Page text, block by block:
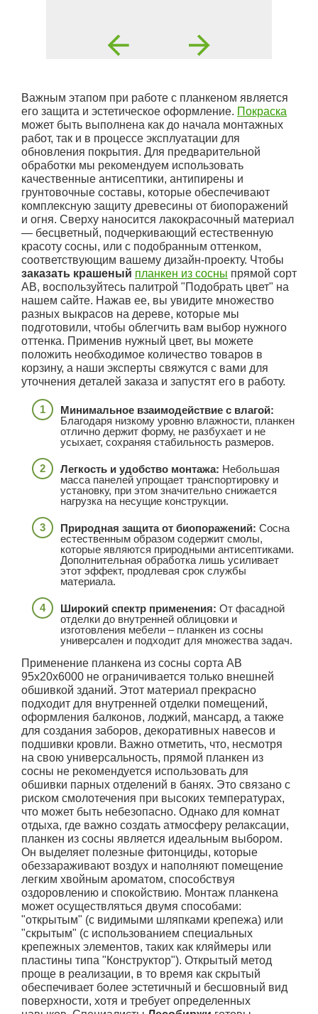
Важным этапом при работе с планкеном является
его защита и эстетическое оформление. Покраска
может быть выполнена как до начала монтажных
работ, так и в процессе эксплуатации для
обновления покрытия. Для предварительной
обработки мы рекомендуем использовать
качественные антисептики, антипирены и
грунтовочные составы, которые обеспечивают
комплексную защиту древесины от биопоражений
и огня. Сверху наносится лакокрасочный материал
— бесцветный, подчеркивающий естественную
красоту сосны, или с подобранным оттенком,
соответствующим вашему дизайн-проекту. Чтобы
заказать крашеный планкен из сосны прямой сорт
AB, воспользуйтесь палитрой "Подобрать цвет" на
нашем сайте. Нажав ее, вы увидите множество
разных выкрасов на дереве, которые мы
подготовили, чтобы облегчить вам выбор нужного
оттенка. Применив нужный цвет, вы можете
положить необходимое количество товаров в
корзину, а наши эксперты свяжутся с вами для
уточнения деталей заказа и запустят его в работу.
Минимальное взаимодействие с влагой:
Благодаря низкому уровню влажности, планкен
отлично держит форму, не разбухает и не
усыхает, сохраняя стабильность размеров.
Легкость и удобство монтажа: Небольшая
масса панелей упрощает транспортировку и
установку, при этом значительно снижается
нагрузка на несущие конструкции.
Природная защита от биопоражений: Сосна
естественным образом содержит смолы,
которые являются природными антисептиками.
Дополнительная обработка лишь усиливает
этот эффект, продлевая срок службы
материала.
Широкий спектр применения: От фасадной
отделки до внутренней облицовки и
изготовления мебели – планкен из сосны
универсален и подходит для множества задач.
Применение планкена из сосны сорта AB
95х20х6000 не ограничивается только внешней
обшивкой зданий. Этот материал прекрасно
подходит для внутренней отделки помещений,
оформления балконов, лоджий, мансард, а также
для создания заборов, декоративных навесов и
подшивки кровли. Важно отметить, что, несмотря
на свою универсальность, прямой планкен из
сосны не рекомендуется использовать для
обшивки парных отделений в банях. Это связано с
риском смолотечения при высоких температурах,
что может быть небезопасно. Однако для комнат
отдыха, где важно создать атмосферу релаксации,
планкен из сосны является идеальным выбором.
Он выделяет полезные фитонциды, которые
обеззараживают воздух и наполняют помещение
легким хвойным ароматом, способствуя
оздоровлению и спокойствию. Монтаж планкена
может осуществляться двумя способами:
"открытым" (с видимыми шляпками крепежа) или
"скрытым" (с использованием специальных
крепежных элементов, таких как кляймеры или
пластины типа "Конструктор"). Открытый метод
проще в реализации, в то время как скрытый
обеспечивает более эстетичный и бесшовный вид
поверхности, хотя и требует определенных